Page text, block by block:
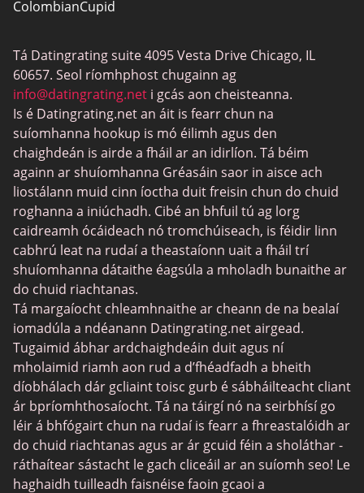
ColombianCupid
MeetMindful
Dátú BDSM
BBPeopleMeet
Suíomhanna Daidí Siúcra
JPeopleMeet
Trans Datu
Láithreáin Datu Sinsearacha
MyLOL
Datu Aerach
Datu Leispiach
Láithreáin um Dhátú Dubh
SugarDaddyMeet
LatinAmericanCupid
CatholicMatch
Tá Datingrating suite 4095 Vesta Drive Chicago, IL
60657. Seol ríomhphost chugainn ag
info@datingrating.net i gcás aon cheisteanna.
Is é Datingrating.net an áit is fearr chun na
suíomhanna hookup is mó éilimh agus den
chaighdeán is airde a fháil ar an idirlíon. Tá béim
againn ar shuíomhanna Gréasáin saor in aisce ach
liostálann muid cinn íoctha duit freisin chun do chuid
roghanna a iniúchadh. Cibé an bhfuil tú ag lorg
caidreamh ócáideach nó tromchúiseach, is féidir linn
cabhrú leat na rudaí a theastaíonn uait a fháil trí
shuíomhanna dátaithe éagsúla a mholadh bunaithe ar
do chuid riachtanas.
Tá margaíocht chleamhnaithe ar cheann de na bealaí
iomadúla a ndéanann Datingrating.net airgead.
Tugaimid ábhar ardchaighdeáin duit agus ní
mholaimid riamh aon rud a d’fhéadfadh a bheith
díobhálach dár gcliaint toisc gurb é sábháilteacht cliant
ár bpríomhthosaíocht. Tá na táirgí nó na seirbhísí go
léir á bhfógairt chun na rudaí is fearr a fhreastalóidh ar
do chuid riachtanas agus ar ár gcuid féin a sholáthar -
ráthaítear sástacht le gach cliceáil ar an suíomh seo! Le
haghaidh tuilleadh faisnéise faoin gcaoi a